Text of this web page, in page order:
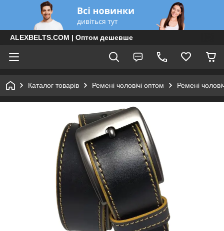
ALEXBELTS.COM | Оптом дешевше
Каталог товарів Ремені чоловічі оптом Ремені